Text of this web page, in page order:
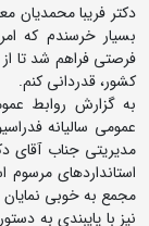
دکتر فریبا محمدیان
بسیار خرسندم که
فرصتی فراهم شد تا
کشور، قدردانی کنم.
به گزارش روابط
عمومی سالیانه
مدیریتی جناب آقای
استانداردهای
مجمع به خوبی
نیز با پایبندی به